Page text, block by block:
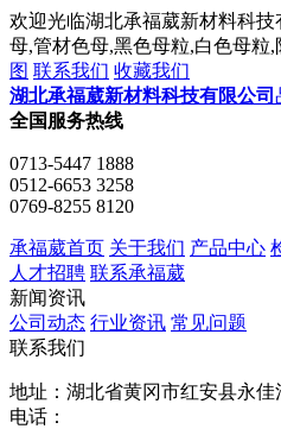
欢迎光临湖北承福葳新材料科
母,管材色母,黑色母粒,白色母粒
图 联系我们 收藏我们
湖北承福葳新材料科技有限公司
全国服务热线
0713-5447 1888
0512-6653 3258
0769-8255 8120
承福葳首页 关于我们 产品中心
人才招聘 联系承福葳
新闻资讯
公司动态 行业资讯 常见问题
联系我们
地址：湖北省黄冈市红安县永
电话：